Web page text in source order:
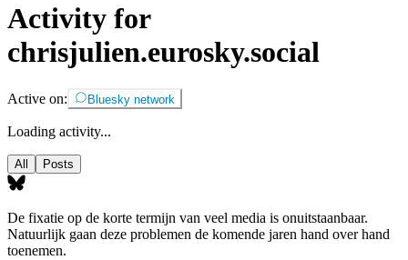
Activity for
chrisjulien.eurosky.social
Active on: Bluesky network
Loading activity...
All Posts
De fixatie op de korte termijn van veel media is onuitstaanbaar.
Natuurlijk gaan deze problemen de komende jaren hand over hand
toenemen.